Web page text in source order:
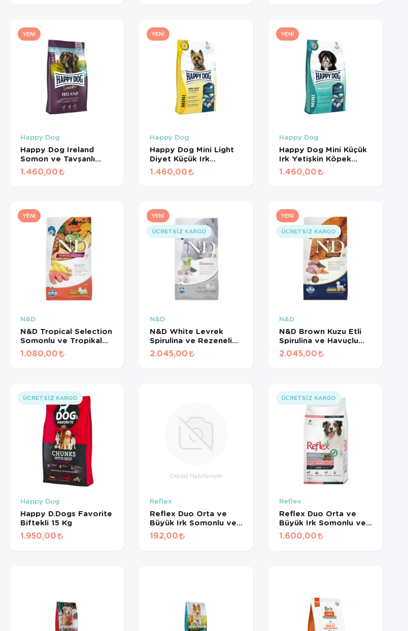
YENI
Happy Dog
Happy Dog Ireland
Somon ve Tavşanlı
Köpek Maması 4 Kg
1.460,00
YENI
Happy Dog
Happy Dog Mini Light
Diyet Küçük Irk
Yetişkin Köpek Maması
4 Kg
1.460,00
YENI
Happy Dog
Happy Dog Mini Küçük
Irk Yetişkin Köpek
Maması 4 Kg
1.460,00
YENI
N&D
N&D Tropical Selection
Somonlu ve Tropikal
Meyveli Mini Irk
Yetişkin Köpek Maması
1.080,00
YENI
ÜCRETSIZ KARGO
N&D
N&D White Levrek
Spirulina ve Rezeneli
Küçük Irk Yetişkin
Köpek Maması 2 Kg
2.045,00
YENI
ÜCRETSIZ KARGO
N&D
N&D Brown Kuzu Etli
Spirulina ve Havuçlu
Küçük Irk Yetişkin
Köpek Maması 2 Kg
2.045,00
ÜCRETSIZ KARGO
Happy Dog
Happy D.Dogs Favorite
Biftekli 15 Kg
1.950,00
Reflex
Reflex Duo Orta ve
Büyük Irk Somonlu ve
Kuzu Etli Yetişkin
Köpek Maması (1 KG
192,00
ÜCRETSIZ KARGO
Reflex
Reflex Duo Orta ve
Büyük Irk Somonlu ve
Kuzu Etli Yetişkin
Köpek Maması 10 Kg
1.600,00